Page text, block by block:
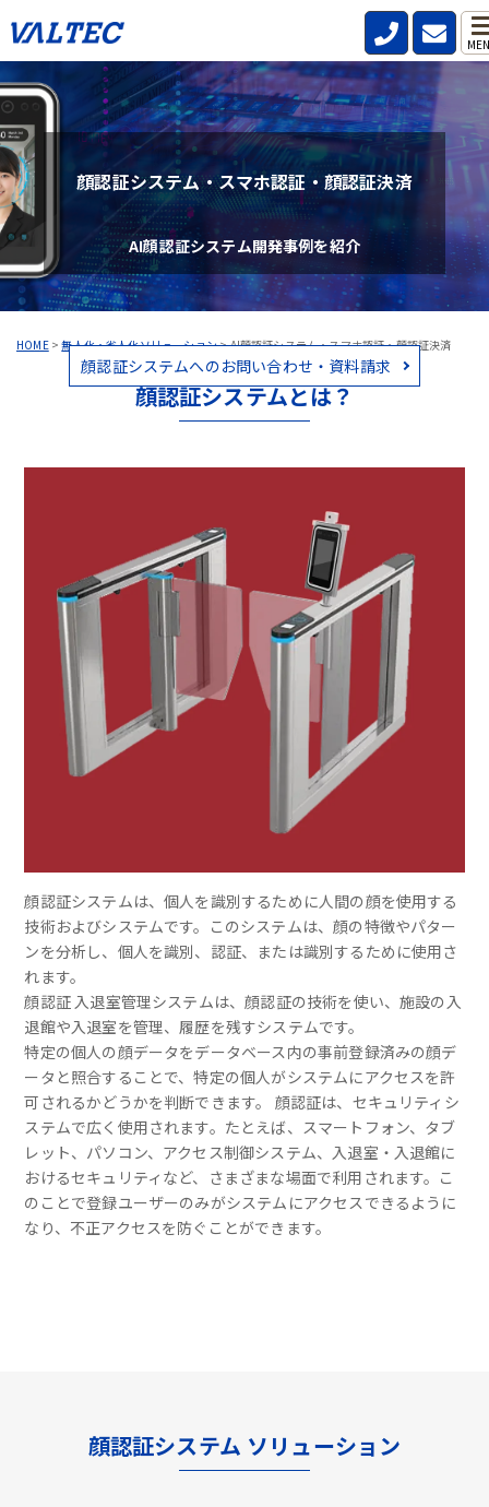
HOME>無人化・省人化ソリューション>AI顔認証システム・スマホ認証・顔認証決済
顔認証システム・スマホ認証・顔認証決済
AI顔認証システム開発事例を紹介
顔認証システムへのお問い合わせ・資料請求
顔認証システムとは？
顔認証システムは、個人を識別するために人間の顔を使用する
技術およびシステムです。このシステムは、顔の特徴やパター
ンを分析し、個人を識別、認証、または識別するために使用さ
れます。
顔認証 入退室管理システムは、顔認証の技術を使い、施設の入
退館や入退室を管理、履歴を残すシステムです。
特定の個人の顔データをデータベース内の事前登録済みの顔デ
ータと照合することで、特定の個人がシステムにアクセスを許
可されるかどうかを判断できます。 顔認証は、セキュリティシ
ステムで広く使用されます。たとえば、スマートフォン、タブ
レット、パソコン、アクセス制御システム、入退室・入退館に
おけるセキュリティなど、さまざまな場面で利用されます。こ
のことで登録ユーザーのみがシステムにアクセスできるように
なり、不正アクセスを防ぐことができます。
顔認証システム ソリューション